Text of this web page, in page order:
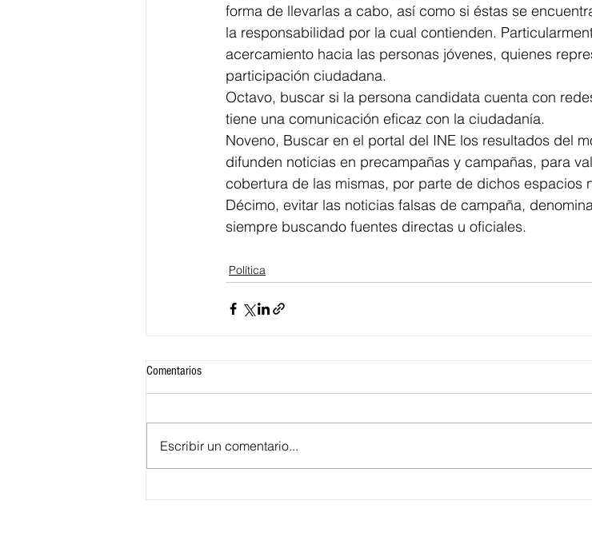
forma de llevarlas a cabo, así como si éstas se
la responsabilidad por la cual contienden.
acercamiento hacia las personas jóvenes, quienes
participación ciudadana.
Octavo, buscar si la persona candidata cuenta con
tiene una comunicación eficaz con la ciudadanía.
Noveno, Buscar en el portal del INE los resultados del
difunden noticias en precampañas y campañas, para
cobertura de las mismas, por parte de dichos espacios
Décimo, evitar las noticias falsas de campaña,
siempre buscando fuentes directas u oficiales.
Política
Comentarios
Escribir un comentario...